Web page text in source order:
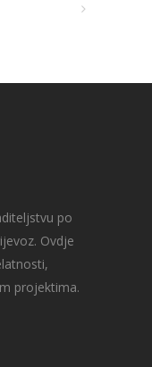
po
Ovdje
projektima.